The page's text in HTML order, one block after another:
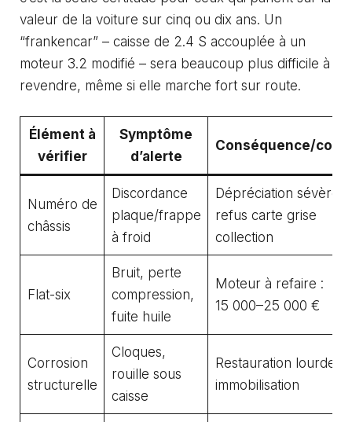
valeur de la voiture sur cinq ou dix ans. Un
“frankencar” – caisse de 2.4 S accouplée à un
moteur 3.2 modifié – sera beaucoup plus difficile à
revendre, même si elle marche fort sur route.
Élément à
vérifier
Symptôme
d’alerte
Conséquence/coût
Numéro de
châssis
Discordance
plaque/frappe
à froid
Dépréciation sévère,
refus carte grise
collection
Flat-six
Bruit, perte
compression,
fuite huile
Moteur à refaire :
15 000–25 000 €
Corrosion
structurelle
Cloques,
rouille sous
caisse
Restauration lourde,
immobilisation